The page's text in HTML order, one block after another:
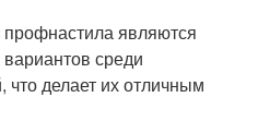
являются
среди
что делает их отличным